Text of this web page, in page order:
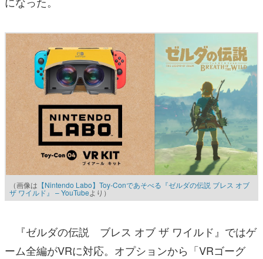
（画像は 【Nintendo Labo】Toy-Conであそべる『ゼルダの伝説 ブレス オブ
ザ ワイルド』 – YouTubeより）
『ゼルダの伝説 ブレス オブ ザ ワイルド』ではゲ
ーム全編がVRに対応。オプションから「VRゴーグ